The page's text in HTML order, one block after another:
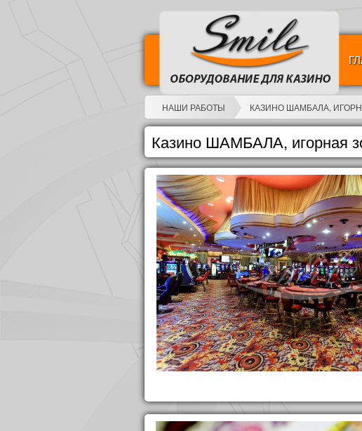
НАШИ РАБОТЫ КАЗИНО ШАМБАЛА,
Казино ШАМБАЛА, игорная